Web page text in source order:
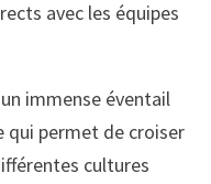
avec les équipes
immense éventail
qui permet de croiser
cultures